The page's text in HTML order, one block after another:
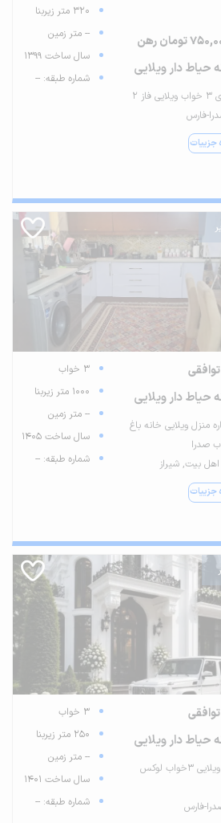
تومان رهن
حیاط دار ویلایی
جزییات
320 متر زیربنا
-- متر زمین
سال ساخت 1399
شماره طبقه: --
حیاط دار ویلایی
منزل ویلایی خانه باغ
صدرا
بیت, شیراز
جزییات
3 خواب
1000 متر زیربنا
-- متر زمین
سال ساخت 1405
شماره طبقه: --
حیاط دار ویلایی
۱۶۵متر ویلایی ۳خواب لوکس
3 خواب
250 متر زیربنا
-- متر زمین
سال ساخت 1401
شماره طبقه: --